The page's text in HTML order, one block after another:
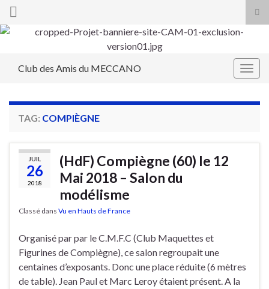
Search for:
Club des Amis du MECCANO
TAG: COMPIÈGNE
JUIL
26
2018
(HdF) Compiègne (60) le 12
Mai 2018 – Salon du
modélisme
Classé dans Vu en Hauts de France
Organisé par par le C.M.F.C (Club Maquettes et
Figurines de Compiègne), ce salon regroupait une
centaines d’exposants. Donc une place réduite (6 mètres
de table). Jean Paul et Marc Leroy étaient présent. A la